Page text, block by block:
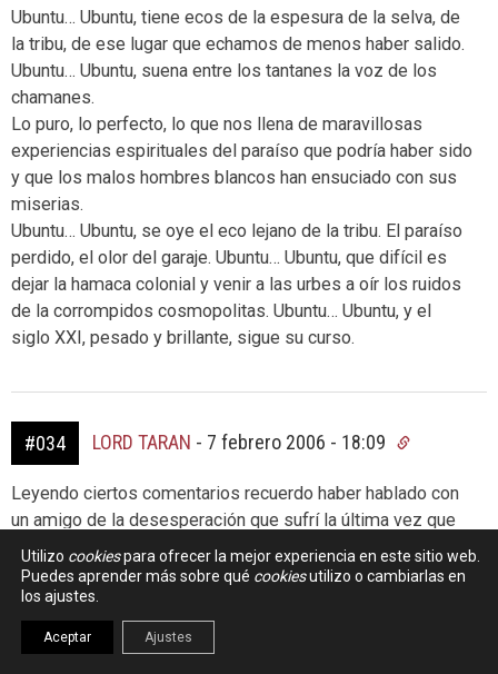
Ubuntu… Ubuntu, tiene ecos de la espesura de la selva, de
la tribu, de ese lugar que echamos de menos haber salido.
Ubuntu… Ubuntu, suena entre los tantanes la voz de los
chamanes.
Lo puro, lo perfecto, lo que nos llena de maravillosas
experiencias espirituales del paraíso que podría haber sido
y que los malos hombres blancos han ensuciado con sus
miserias.
Ubuntu… Ubuntu, se oye el eco lejano de la tribu. El paraíso
perdido, el olor del garaje. Ubuntu… Ubuntu, que difícil es
dejar la hamaca colonial y venir a las urbes a oír los ruidos
de la corrompidos cosmopolitas. Ubuntu… Ubuntu, y el
siglo XXI, pesado y brillante, sigue su curso.
#034 LORD TARAN - 7 febrero 2006 - 18:09
Leyendo ciertos comentarios recuerdo haber hablado con
un amigo de la desesperación que sufrí la última vez que
instalé un Windows: se me metió el Blaster antes de que
me diera tiempo a bajar el parche de la página de
Microsoft. Mi amigo me dijo algo como «Pero es que yo
cuando instalo windows tengo todo eso en un CD/Partición
(no recuerdo exactamente) y desenchufo la conexión a
Utilizo cookiespara ofrecer la mejor experiencia en este sitio web.
Puedes aprender más sobre qué cookiesutilizo o cambiarlas en
los ajustes.
Aceptar Ajustes